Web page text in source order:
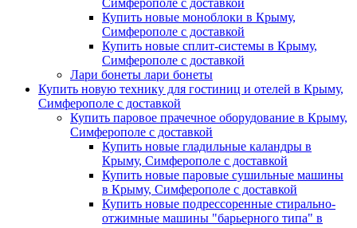
Симферополе с доставкой
Купить новые моноблоки в Крыму,
Симферополе с доставкой
Купить новые сплит-системы в Крыму,
Симферополе с доставкой
Лари бонеты лари бонеты
Купить новую технику для гостиниц и отелей в Крыму,
Симферополе с доставкой
Купить паровое прачечное оборудование в Крыму,
Симферополе с доставкой
Купить новые гладильные каландры в
Крыму, Симферополе с доставкой
Купить новые паровые сушильные машины
в Крыму, Симферополе с доставкой
Купить новые подрессоренные стирально-
отжимные машины "барьерного типа" в